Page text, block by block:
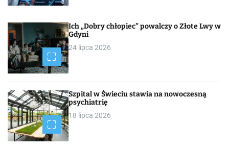
Ich „Dobry chłopiec” powalczy o Złote Lwy w
Gdyni
24 lipca 2026
Szpital w Świeciu stawia na nowoczesną
psychiatrię
18 lipca 2026